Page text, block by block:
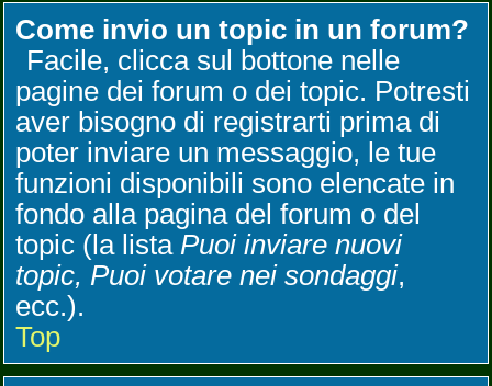
Come invio un topic in un forum?
Facile, clicca sul bottone nelle
pagine dei forum o dei topic. Potresti
aver bisogno di registrarti prima di
poter inviare un messaggio, le tue
funzioni disponibili sono elencate in
fondo alla pagina del forum o del
topic (la lista Puoi inviare nuovi
topic, Puoi votare nei sondaggi,
ecc.).
Top